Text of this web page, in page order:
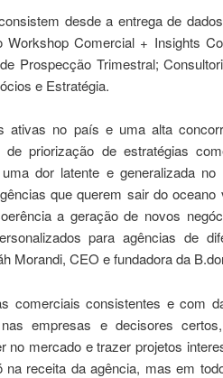
desde a entrega de
Workshop Comercial + Insights
Prospecção Trimestral;
e Estratégia.
ativas no país e uma alta
priorização de estratégias
dor latente e generalizada no
que querem sair do oceano
a geração de novos
para agências de
Morandi, CEO e fundadora da
comerciais consistentes e com
empresas e decisores
no mercado e trazer projetos
receita da agência, mas em